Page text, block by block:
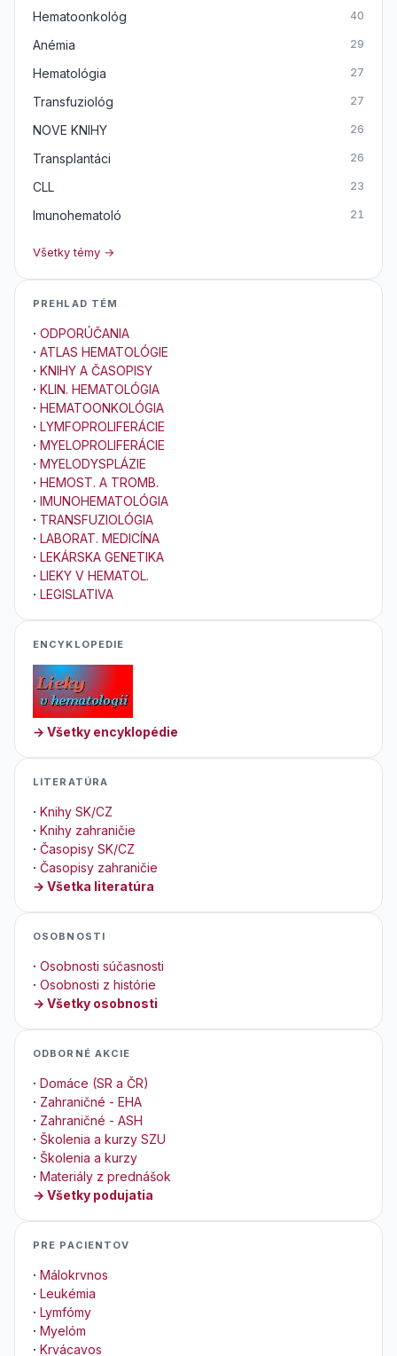
Hematoonkológ 40
Anémia 29
Hematológia 27
Transfuziológ 27
NOVE KNIHY 26
Transplantáci 26
CLL 23
Imunohematoló 21
Všetky témy →
PREHLAD TÉM
· ODPORÚČANIA
· ATLAS HEMATOLÓGIE
· KNIHY A ČASOPISY
· KLIN. HEMATOLÓGIA
· HEMATOONKOLÓGIA
· LYMFOPROLIFERÁCIE
· MYELOPROLIFERÁCIE
· MYELODYSPLÁZIE
· HEMOST. A TROMB.
· IMUNOHEMATOLÓGIA
· TRANSFUZIOLÓGIA
· LABORAT. MEDICÍNA
· LEKÁRSKA GENETIKA
· LIEKY V HEMATOL.
· LEGISLATIVA
ENCYKLOPEDIE
→ Všetky encyklopédie
LITERATÚRA
· Knihy SK/CZ
· Knihy zahraničie
· Časopisy SK/CZ
· Časopisy zahraničie
→ Všetka literatúra
OSOBNOSTI
· Osobnosti súčasnosti
· Osobnosti z histórie
→ Všetky osobnosti
ODBORNÉ AKCIE
· Domáce (SR a ČR)
· Zahraničné - EHA
· Zahraničné - ASH
· Školenia a kurzy SZU
· Školenia a kurzy
· Materiály z prednášok
→ Všetky podujatia
PRE PACIENTOV
· Málokrvnos
· Leukémia
· Lymfómy
· Myelóm
· Krvácavos